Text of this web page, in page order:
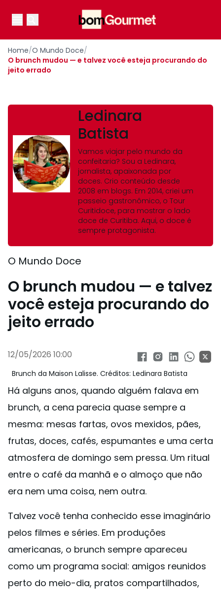
Open main menu
Open main menu
Home/O Mundo Doce/
O brunch mudou — e talvez você esteja procurando do
jeito errado
Ledinara
Batista
Vamos viajar pelo mundo da
confeitaria? Sou a Ledinara,
jornalista, apaixonada por
doces. Crio conteúdo desde
2008 em blogs. Em 2014, criei um
passeio gastronômico, o Tour
Curitidoce, para mostrar o lado
doce de Curitiba. Aqui, o doce é
sempre protagonista.
O Mundo Doce
O brunch mudou — e talvez
você esteja procurando do
jeito errado
12/05/2026 10:00
Brunch da Maison Lalisse. Créditos: Ledinara Batista
Há alguns anos, quando alguém falava em
brunch, a cena parecia quase sempre a
mesma: mesas fartas, ovos mexidos, pães,
frutas, doces, cafés, espumantes e uma certa
atmosfera de domingo sem pressa. Um ritual
entre o café da manhã e o almoço que não
era nem uma coisa, nem outra.
Talvez você tenha conhecido esse imaginário
pelos filmes e séries. Em produções
americanas, o brunch sempre apareceu
como um programa social: amigos reunidos
perto do meio-dia, pratos compartilhados,